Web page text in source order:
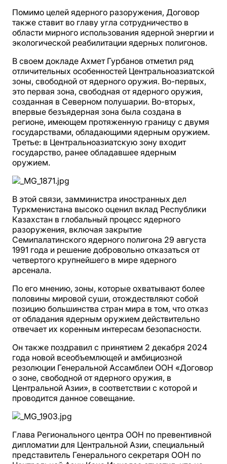
Помимо целей ядерного разоружения, Договор
также ставит во главу угла сотрудничество в
области мирного использования ядерной энергии и
экологической реабилитации ядерных полигонов.
В своем докладе Ахмет Гурбанов отметил ряд
отличительных особенностей Центральноазиатской
зоны, свободной от ядерного оружия. Во-первых,
это первая зона, свободная от ядерного оружия,
созданная в Северном полушарии. Во-вторых,
впервые безъядерная зона была создана в
регионе, имеющем протяженную границу с двумя
государствами, обладающими ядерным оружием.
Третье: в Центральноазиатскую зону входит
государство, ранее обладавшее ядерным
оружием.
В этой связи, замминистра иностранных дел
Туркменистана высоко оценил вклад Республики
Казахстан в глобальный процесс ядерного
разоружения, включая закрытие
Семипалатинского ядерного полигона 29 августа
1991 года и решение добровольно отказаться от
четвертого крупнейшего в мире ядерного
арсенала.
По его мнению, зоны, которые охватывают более
половины мировой суши, отождествляют собой
позицию большинства стран мира в том, что отказ
от обладания ядерным оружием действительно
отвечает их коренным интересам безопасности.
Он также поздравил с принятием 2 декабря 2024
года новой всеобъемлющей и амбициозной
резолюции Генеральной Ассамблеи ООН «Договор
о зоне, свободной от ядерного оружия, в
Центральной Азии», в соответствии с которой и
проводится данное совещание.
Глава Регионального центра ООН по превентивной
дипломатии для Центральной Азии, специальный
представитель Генерального секретаря ООН по